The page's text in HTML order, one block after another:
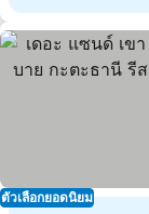
ตัวเลือกยอดนิยม